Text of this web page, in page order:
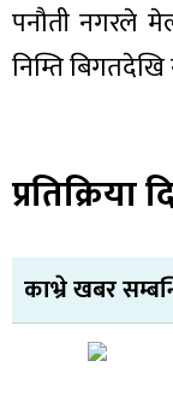
पनौती नगरले
निम्ति
प्रतिक्रिया
काभ्रे खबर